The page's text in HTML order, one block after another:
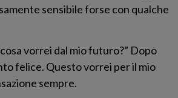
sensibile forse con qualche
vorrei dal mio futuro?” Dopo
felice. Questo vorrei per il mio
sempre.